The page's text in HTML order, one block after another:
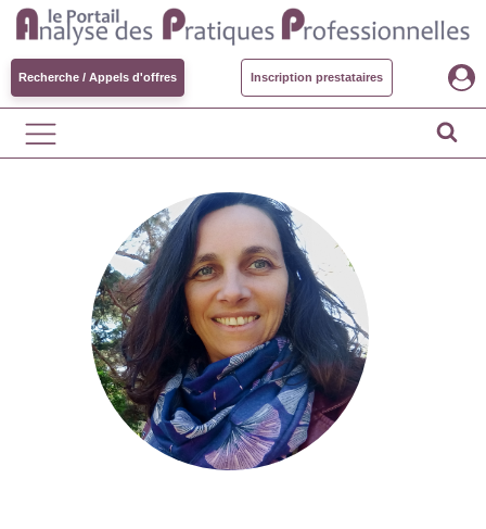
Recherche / Appels d'offres Inscription prestataires